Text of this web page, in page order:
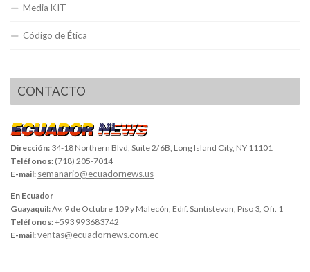
Media KIT
Código de Ética
CONTACTO
Dirección: 34-18 Northern Blvd, Suite 2/6B, Long Island City, NY 11101
Teléfonos: (718) 205-7014
E-mail: semanario@ecuadornews.us
En Ecuador
Guayaquil:Av. 9 de Octubre 109 y Malecón, Edif. Santistevan, Piso 3, Ofi. 1
Teléfonos:+593 993683742
E-mail:ventas@ecuadornews.com.ec